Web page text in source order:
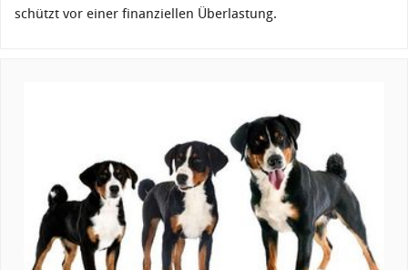
schützt vor einer finanziellen Überlastung.